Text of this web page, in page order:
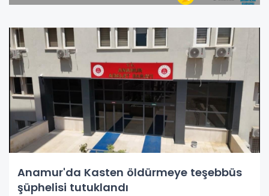
Anamur'da Kasten öldürmeye teşebbüs
şüphelisi tutuklandı